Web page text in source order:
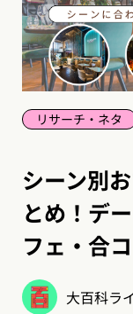
リサーチ・ネタ
シーン別
とめ！デ
フェ・合
大百科ラ